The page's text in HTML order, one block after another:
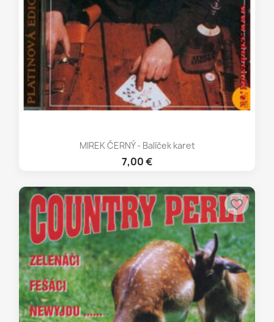
MIREK ČERNÝ - Balíček karet
7,00 €
favorite_border